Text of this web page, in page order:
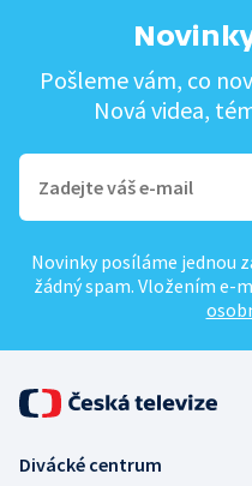
Pošleme vám, co
Nová videa,
Novinky posíláme jednou
žádný spam. Vložením e-